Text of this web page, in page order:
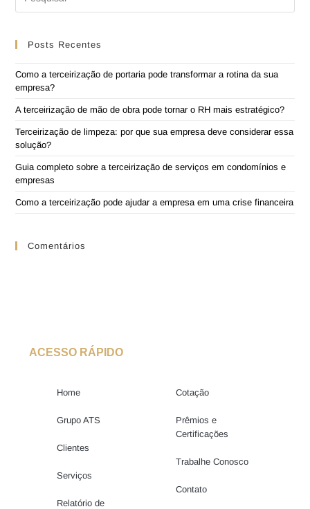
Posts Recentes
Como a terceirização de portaria pode transformar a rotina da sua
empresa?
A terceirização de mão de obra pode tornar o RH mais estratégico?
Terceirização de limpeza: por que sua empresa deve considerar essa
solução?
Guia completo sobre a terceirização de serviços em condomínios e
empresas
Como a terceirização pode ajudar a empresa em uma crise financeira
Comentários
ACESSO RÁPIDO
Home
Grupo ATS
Clientes
Serviços
Relatório de
Cotação
Prêmios e
Certificações
Trabalhe Conosco
Contato